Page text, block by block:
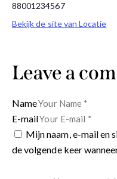
88001234567
Bekijk de site van Locatie
Leave a
Name
E-mail
Mijn naam, e-mail en
de volgende keer